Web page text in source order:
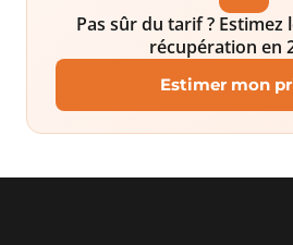
Pas sûr du tarif ?
récupération en
Estimer mon